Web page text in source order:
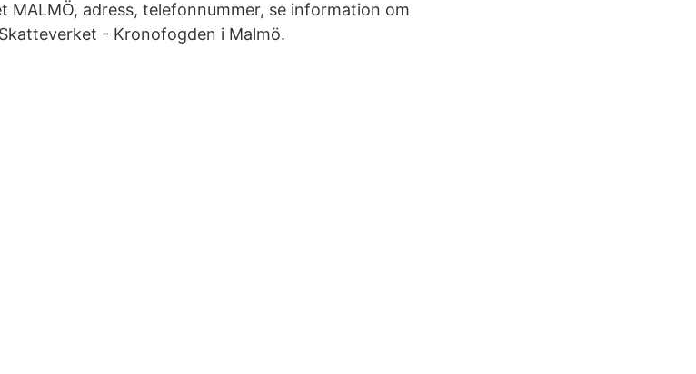
adress, telefonnummer, se information om
- Kronofogden i Malmö.